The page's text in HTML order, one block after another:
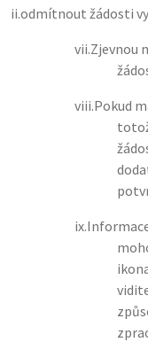
ii.odmítnout žádosti
vii.Zjevnou
viii.Pokud
ix.